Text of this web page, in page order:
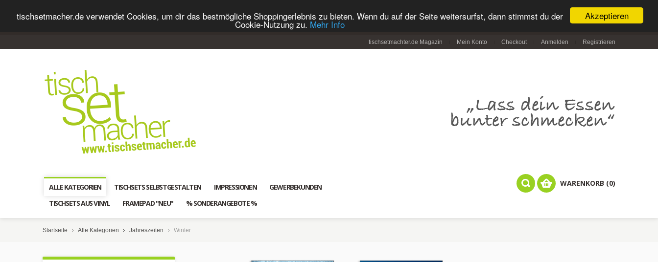
Akzeptieren
tischsetmacher.de verwendet Cookies, um dir das bestmögliche Shoppingerlebnis zu bieten. Wenn du auf der Seite weitersurfst, dann stimmst du der
Cookie-Nutzung zu. Mehr Info
tischsetmachter.de Magazin Mein Konto Checkout Anmelden Registrieren
ALLE KATEGORIEN TISCHSETS SELBSTGESTALTEN IMPRESSIONEN
GEWERBEKUNDEN
TISCHSETS AUS VINYL
FRAMEPAD "NEU" % SONDERANGEBOTE %
WARENKORB (0)
Startseite Alle Kategorien Jahreszeiten Winter